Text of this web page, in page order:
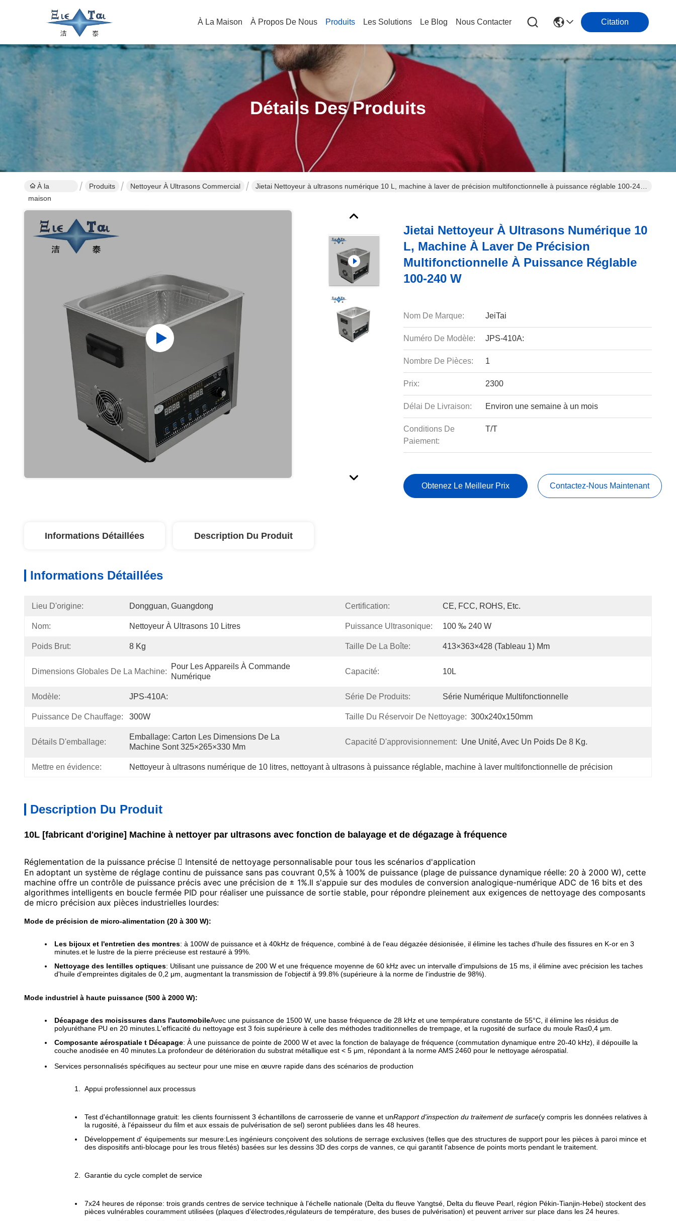
À La Maison À Propos De Nous Produits Les Solutions Le Blog Nous Contacter Citation
Détails Des Produits
À la
maison
Produits Nettoyeur À Ultrasons Commercial
Jietai Nettoyeur à ultrasons numérique 10 L, machine à laver de précision multifonctionnelle à puissance réglable 100-240
Jietai Nettoyeur À Ultrasons Numérique 10
L, Machine À Laver De Précision
Multifonctionnelle À Puissance Réglable
100-240 W
Nom De Marque: JeiTai
Numéro De Modèle: JPS-410A:
Nombre De Pièces: 1
Prix: 2300
Délai De Livraison: Environ une semaine à un mois
Conditions De
Paiement:
T/T
Obtenez Le Meilleur Prix Contactez-Nous Maintenant
Informations Détaillées Description Du Produit
Informations Détaillées
Lieu D'origine: Dongguan, Guangdong Certification: CE, FCC, ROHS, Etc.
Nom: Nettoyeur À Ultrasons 10 Litres Puissance Ultrasonique: 100 ‰ 240 W
Poids Brut: 8 Kg Taille De La Boîte: 413×363×428 (tableau 1) Mm
Dimensions Globales De La Machine:
Pour Les Appareils À Commande
Numérique
Capacité: 10L
Modèle: JPS-410A: Série De Produits: Série Numérique Multifonctionnelle
Puissance De Chauffage: 300W Taille Du Réservoir De Nettoyage: 300x240x150mm
Détails D'emballage:
Emballage: Carton Les Dimensions De La
Machine Sont 325×265×330 Mm
Capacité D'approvisionnement: Une Unité, Avec Un Poids De 8 Kg.
Mettre en évidence: Nettoyeur à ultrasons numérique de 10 litres, nettoyant à ultrasons à puissance réglable, machine à laver multifonctionnelle de précision
Description Du Produit
10L [fabricant d'origine] Machine à nettoyer par ultrasons avec fonction de balayage et de dégazage à fréquence
Réglementation de la puissance précise  Intensité de nettoyage personnalisable pour tous les scénarios d'application
En adoptant un système de réglage continu de puissance sans pas couvrant 0,5% à 100% de puissance (plage de puissance dynamique réelle: 20 à 2000 W), cette
machine offre un contrôle de puissance précis avec une précision de ± 1%.Il s'appuie sur des modules de conversion analogique-numérique ADC de 16 bits et des
algorithmes intelligents en boucle fermée PID pour réaliser une puissance de sortie stable, pour répondre pleinement aux exigences de nettoyage des composants
de micro précision aux pièces industrielles lourdes:
Mode de précision de micro-alimentation (20 à 300 W):
Les bijoux et l'entretien des montres: à 100W de puissance et à 40kHz de fréquence, combiné à de l'eau dégazée désionisée, il élimine les taches d'huile des fissures en K-or en 3
minutes.et le lustre de la pierre précieuse est restauré à 99%.
Nettoyage des lentilles optiques: Utilisant une puissance de 200 W et une fréquence moyenne de 60 kHz avec un intervalle d'impulsions de 15 ms, il élimine avec précision les taches
d'huile d'empreintes digitales de 0,2 μm, augmentant la transmission de l'objectif à 99.8% (supérieure à la norme de l'industrie de 98%).
Mode industriel à haute puissance (500 à 2000 W):
Décapage des moisissures dans l'automobileAvec une puissance de 1500 W, une basse fréquence de 28 kHz et une température constante de 55°C, il élimine les résidus de
polyuréthane PU en 20 minutes.L'efficacité du nettoyage est 3 fois supérieure à celle des méthodes traditionnelles de trempage, et la rugosité de surface du moule Ra≤0,4 μm.
Composante aérospatiale t Décapage: À une puissance de pointe de 2000 W et avec la fonction de balayage de fréquence (commutation dynamique entre 20-40 kHz), il dépouille la
couche anodisée en 40 minutes.La profondeur de détérioration du substrat métallique est < 5 μm, répondant à la norme AMS 2460 pour le nettoyage aérospatial.
Services personnalisés spécifiques au secteur pour une mise en œuvre rapide dans des scénarios de production
Appui professionnel aux processus
Test d'échantillonnage gratuit: les clients fournissent 3 échantillons de carrosserie de vanne et unRapport d'inspection du traitement de surface(y compris les données relatives à
la rugosité, à l'épaisseur du film et aux essais de pulvérisation de sel) seront publiées dans les 48 heures.
Développement d' équipements sur mesure:Les ingénieurs conçoivent des solutions de serrage exclusives (telles que des structures de support pour les pièces à paroi mince et
des dispositifs anti-blocage pour les trous filetés) basées sur les dessins 3D des corps de vannes, ce qui garantit l'absence de points morts pendant le traitement.
Garantie du cycle complet de service
7x24 heures de réponse: trois grands centres de service technique à l'échelle nationale (Delta du fleuve Yangtsé, Delta du fleuve Pearl, région Pékin-Tianjin-Hebei) stockent des
pièces vulnérables couramment utilisées (plaques d'électrodes,régulateurs de température, des buses de pulvérisation) et peuvent arriver sur place dans les 24 heures.